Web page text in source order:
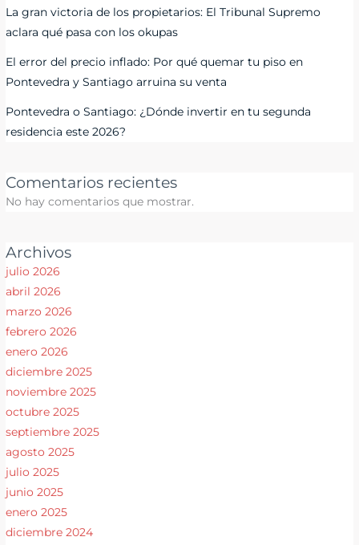
La gran victoria de los propietarios: El Tribunal Supremo
aclara qué pasa con los okupas
El error del precio inflado: Por qué quemar tu piso en
Pontevedra y Santiago arruina su venta
Pontevedra o Santiago: ¿Dónde invertir en tu segunda
residencia este 2026?
Comentarios recientes
No hay comentarios que mostrar.
Archivos
julio 2026
abril 2026
marzo 2026
febrero 2026
enero 2026
diciembre 2025
noviembre 2025
octubre 2025
septiembre 2025
agosto 2025
julio 2025
junio 2025
enero 2025
diciembre 2024